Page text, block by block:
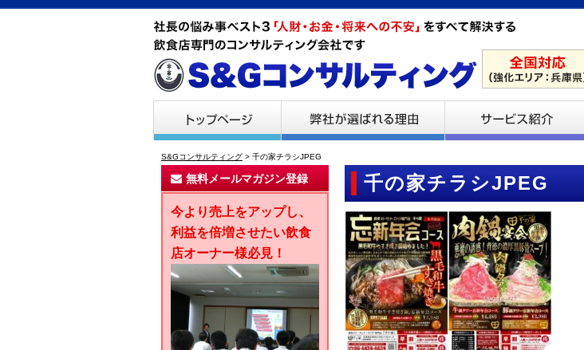
S&Gコンサルティング > 千の家チラシJPEG
千の家チラシJPEG
無料メールマガジン登録
今より売上をアップし、
利益を倍増させたい飲食
店オーナー様必見！